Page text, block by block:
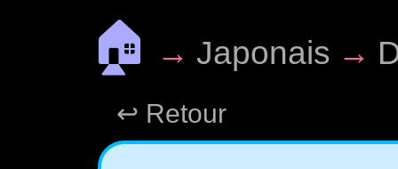
🏠 → Japonais →
↩ Retour